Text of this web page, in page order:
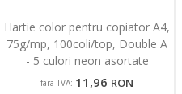
Hartie color pentru copiator A4,
75g/mp, 100coli/top, Double A
- 5 culori neon asortate
fara TVA: 11,96 RON